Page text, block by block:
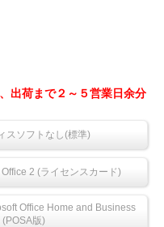
出荷まで２～５営業日余分
スソフトなし(標準)
2 (ライセンスカード)
Office Home and Business
(POSA版)